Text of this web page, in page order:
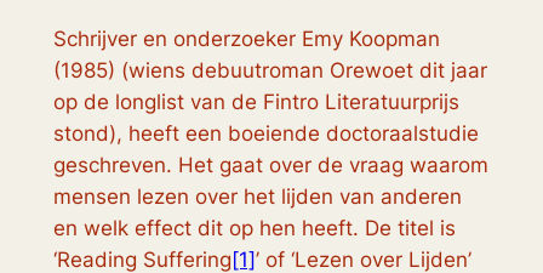
Schrijver en onderzoeker Emy Koopman
(1985) (wiens debuutroman Orewoetdit jaar
op de longlist van de Fintro Literatuurprijs
stond), heeft een boeiende doctoraalstudie
geschreven. Het gaat over de vraag waarom
mensen lezen over het lijden van anderen
en welk effect dit op hen heeft. De titel is
‘Reading Suffering[1]’ of ‘Lezen over Lijden’